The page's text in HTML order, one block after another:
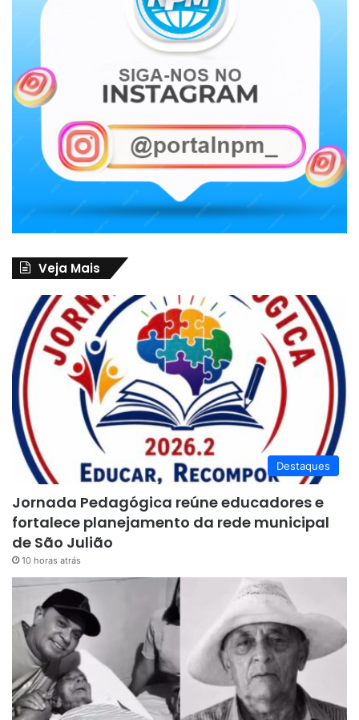
Veja Mais
Destaques
Jornada Pedagógica reúne educadores e
fortalece planejamento da rede municipal
de São Julião
10 horas atrás